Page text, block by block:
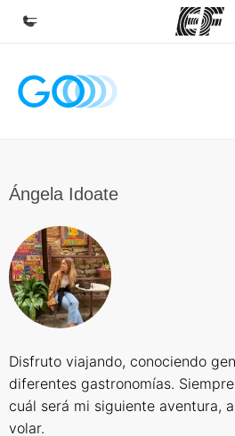
Inicio
Encuentra una oficina
Sobre nosotros
Quiénes somos
Únete al equipo
Ángela Idoate
Disfruto viajando, conociendo
diferentes gastronomías.
cuál será mi siguiente aventura,
volar.